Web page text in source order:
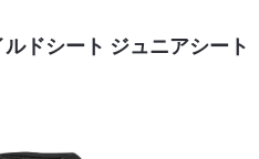
ドシート ジュニアシート